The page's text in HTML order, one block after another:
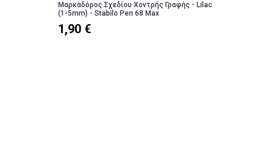
Μαρκαδόρος Σχεδίου Χοντρής Γραφής - Lilac
(1-5mm) - Stabilo Pen 68 Max
1,90 €